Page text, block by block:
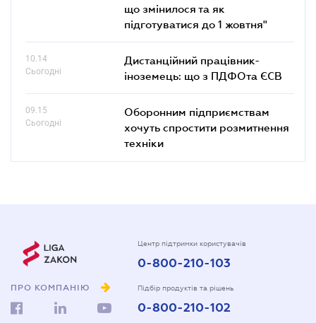
що змінилося та як
підготуватися до 1 жовтня"
10.14
Сьогодні
Дистанційний працівник-
іноземець: що з ПДФОта ЄСВ
09.15
Сьогодні
Оборонним підприємствам
хочуть спростити розмитнення
техніки
ПРО КОМПАНІЮ
Центр підтримки користувачів
0-800-210-103
Підбір продуктів та рішень
0-800-210-102